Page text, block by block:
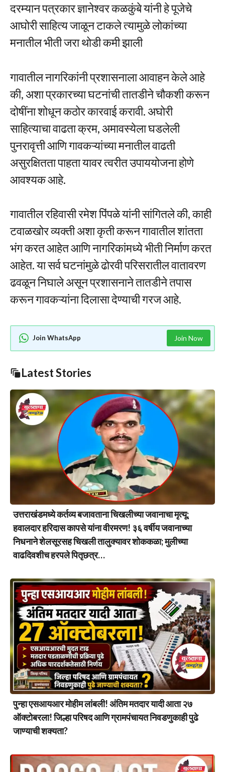
दरम्यान पत्रकार ज्ञानेश्वर कळकुंबे यांनी हे पूजेचे
आघोरी साहित्य जाळून टाकले त्यामुळे लोकांच्या
मनातील भीती जरा थोडी कमी झाली
गावातील नागरिकांनी प्रशासनाला आवाहन केले आहे
की, अशा प्रकारच्या घटनांची तातडीने चौकशी करून
दोषींना शोधून कठोर कारवाई करावी. अघोरी
साहित्याचा वाढता क्रम, अमावस्येला घडलेली
पुनरावृत्ती आणि गावकऱ्यांच्या मनातील वाढती
असुरक्षितता पाहता यावर त्वरीत उपाययोजना होणे
आवश्यक आहे.
गावातील रहिवासी रमेश पिंपळे यांनी सांगितले की, काही
टवाळखोर व्यक्ती अशा कृती करून गावातील शांतता
भंग करत आहेत आणि नागरिकांमध्ये भीती निर्माण करत
आहेत. या सर्व घटनांमुळे ढोरवी परिसरातील वातावरण
ढवळून निघाले असून प्रशासनाने तातडीने तपास
करून गावकऱ्यांना दिलासा देण्याची गरज आहे.
Join WhatsApp Join Now
Latest Stories
उत्तराखंडमध्ये कर्तव्य बजावताना चिखलीच्या जवानाचा मृत्यू;
हवालदार हरिदास कापसे यांना वीरमरण! ३६ वर्षीय जवानाच्या
निधनाने शेलसूरसह चिखली तालुक्यावर शोककळा; मुलीच्या
वाढदिवशीच हरपले पितृछत्र…
पुन्हा एसआयआर मोहीम लांबली! अंतिम मतदार यादी आता २७
ऑक्टोबरला! जिल्हा परिषद आणि ग्रामपंचायत निवडणुकाही पुढे
जाण्याची शक्यता?